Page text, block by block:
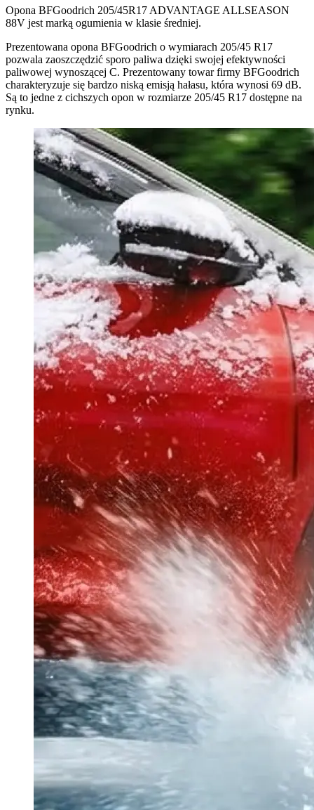
Opona BFGoodrich 205/45R17 ADVANTAGE ALLSEASON
88V jest marką ogumienia w klasie średniej.
Prezentowana opona BFGoodrich o wymiarach 205/45 R17
pozwala zaoszczędzić sporo paliwa dzięki swojej efektywności
paliwowej wynoszącej C. Prezentowany towar firmy BFGoodrich
charakteryzuje się bardzo niską emisją hałasu, która wynosi 69 dB.
Są to jedne z cichszych opon w rozmiarze 205/45 R17 dostępne na
rynku.